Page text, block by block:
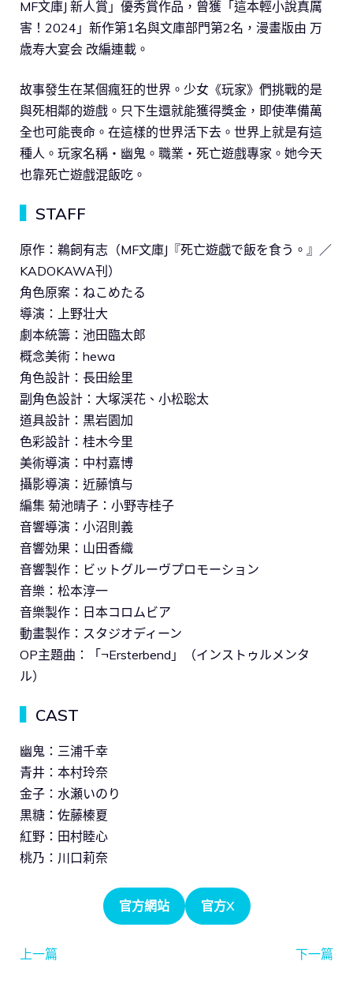
MF文庫J 新人賞」優秀賞作品，曾獲「這本輕小說真厲
害！2024」新作第1名與文庫部門第2名，漫畫版由 万
歳寿大宴会 改編連載。
故事發生在某個瘋狂的世界。少女《玩家》們挑戰的是
與死相鄰的遊戲。只下生還就能獲得獎金，即使準備萬
全也可能喪命。在這樣的世界活下去。世界上就是有這
種人。玩家名稱・幽鬼。職業・死亡遊戲專家。她今天
也靠死亡遊戲混飯吃。
STAFF
原作：鵜飼有志（MF文庫J『死亡遊戯で飯を食う。』／
KADOKAWA刊）
角色原案：ねこめたる
導演：上野壮大
劇本統籌：池田臨太郎
概念美術：hewa
角色設計：長田絵里
副角色設計：大塚渓花、小松聡太
道具設計：黒岩園加
色彩設計：桂木今里
美術導演：中村嘉博
攝影導演：近藤慎与
編集 菊池晴子：小野寺桂子
音響導演：小沼則義
音響効果：山田香織
音響製作：ビットグルーヴプロモーション
音樂：松本淳一
音樂製作：日本コロムビア
動畫製作：スタジオディーン
OP主題曲：「¬Ersterbend」（インストゥルメンタ
ル）
CAST
幽鬼：三浦千幸
青井：本村玲奈
金子：水瀬いのり
黒糖：佐藤榛夏
紅野：田村睦心
桃乃：川口莉奈
官方網站 官方X
上一篇 下一篇